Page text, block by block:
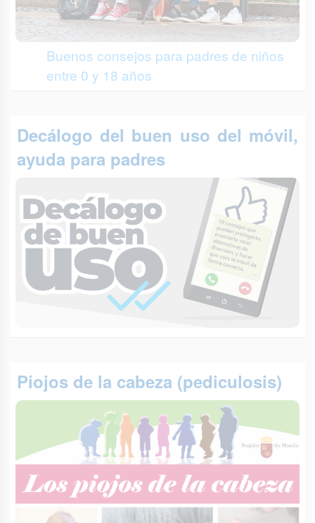
Buenos consejos para padres de niños
entre 0 y 18 años
Decálogo del buen uso del móvil,
ayuda para padres
Piojos de la cabeza (pediculosis)